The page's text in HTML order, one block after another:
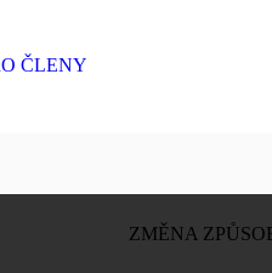
ČLENY
ZMĚNA